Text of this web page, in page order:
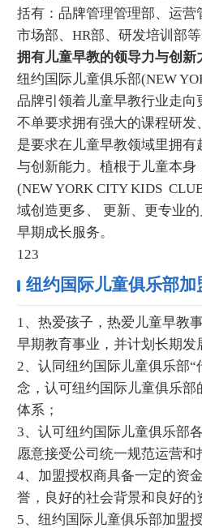
括有：品牌管理管理部、运营
市场部、HR部、研发培训部
拥有儿童早教的领导力与创新
纽约国际儿童俱乐部(NEW
品牌引领着儿童早教行业走向
不单要求拥有强大的课程研发
是要求在儿童早教领域里拥有
与创新能力。植根于儿童本身
(NEW YORK CITY KIDS
域创造更多、 更新、更专业
早期成长服务。
123
纽约国际儿童俱乐部加
1、热爱孩子，热爱儿童早教
早期教育事业，并计划长期发
2、认同纽约国际儿童俱乐部“
念，认可纽约国际儿童俱乐部
体系；
3、认可纽约国际儿童俱乐部
愿意接受公司统一规范运营和
4、加盟授权商具备一定的资
誉，良好的社会背景和良好的
5、纽约国际儿童俱乐部加盟